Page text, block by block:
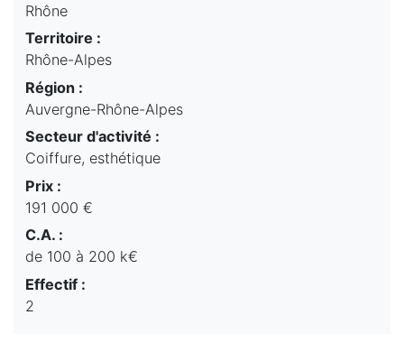
Rhône
Territoire :
Rhône-Alpes
Région :
Auvergne-Rhône-Alpes
Secteur d'activité :
Coiffure, esthétique
Prix :
191 000 €
C.A. :
de 100 à 200 k€
Effectif :
2